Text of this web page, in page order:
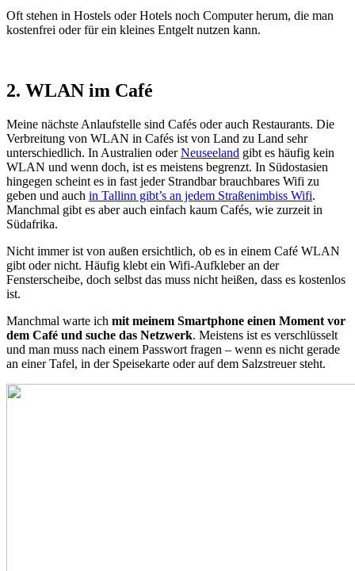
Oft stehen in Hostels oder Hotels noch Computer herum, die man
kostenfrei oder für ein kleines Entgelt nutzen kann.
2. WLAN im Café
Meine nächste Anlaufstelle sind Cafés oder auch Restaurants. Die
Verbreitung von WLAN in Cafés ist von Land zu Land sehr
unterschiedlich. In Australien oderNeuseeland gibt es häufig kein
WLAN und wenn doch, ist es meistens begrenzt. In Südostasien
hingegen scheint es in fast jeder Strandbar brauchbares Wifi zu
geben und auch in Tallinn gibt’s an jedem Straßenimbiss Wifi.
Manchmal gibt es aber auch einfach kaum Cafés, wie zurzeit in
Südafrika.
Nicht immer ist von außen ersichtlich, ob es in einem Café WLAN
gibt oder nicht. Häufig klebt ein Wifi-Aufkleber an der
Fensterscheibe, doch selbst das muss nicht heißen, dass es kostenlos
ist.
Manchmal warte ich mit meinem Smartphone einen Moment vor
dem Café und suche das Netzwerk. Meistens ist es verschlüsselt
und man muss nach einem Passwort fragen – wenn es nicht gerade
an einer Tafel, in der Speisekarte oder auf dem Salzstreuer steht.